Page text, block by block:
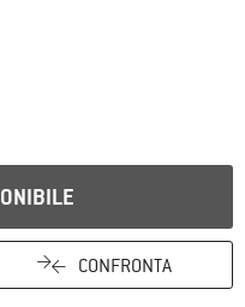
CONFRONTA